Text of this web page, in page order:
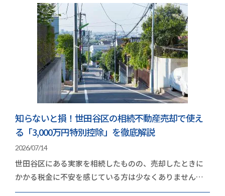
知らないと損！世田谷区の相続不動産売却で使え
る「3,000万円特別控除」を徹底解説
2026/07/14
世田谷区にある実家を相続したものの、売却したときに
かかる税金に不安を感じている方は少なくありません。
地価の高いエリアだけに、取得費や譲渡費用を差し引…